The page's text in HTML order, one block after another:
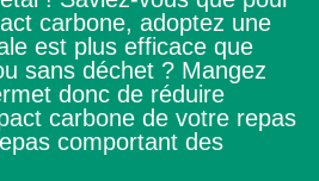
carbone, adoptez une
est plus efficace que
sans déchet ? Mangez
donc de réduire
carbone de votre repas
comportant des